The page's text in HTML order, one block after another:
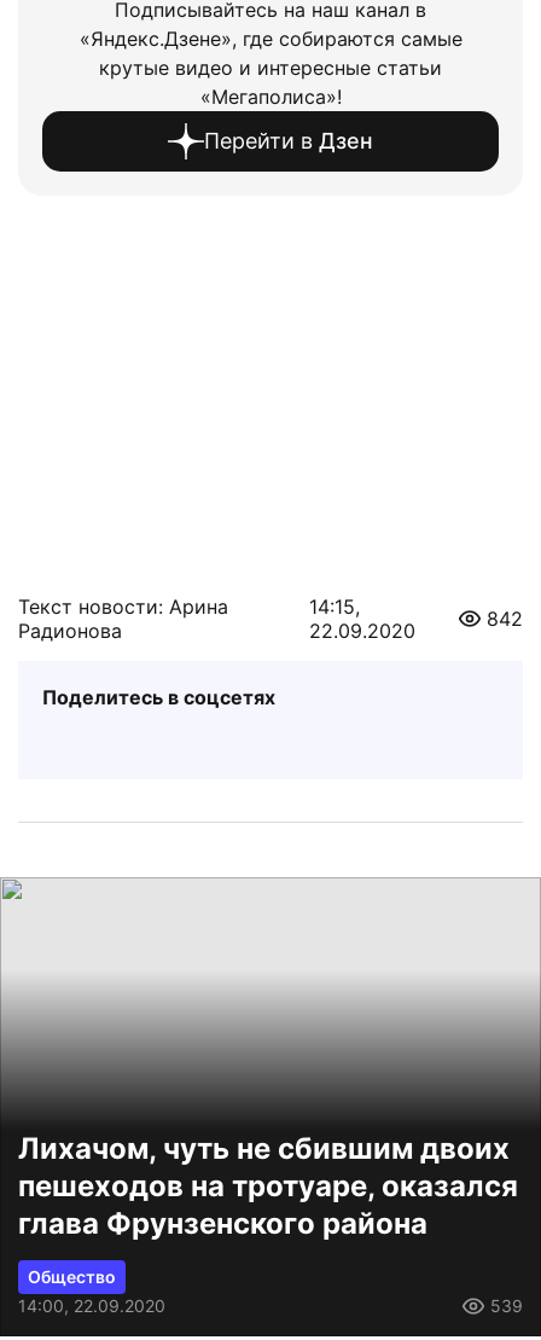
Подписывайтесь на наш канал в
«Яндекс.Дзене», где собираются самые
крутые видео и интересные статьи
«Мегаполиса»!
Перейти в Дзен
Текст новости: Арина
Радионова
14:15,
22.09.2020
842
Поделитесь в соцсетях
Лихачом, чуть не сбившим двоих
пешеходов на тротуаре, оказался
глава Фрунзенского района
Общество
14:00, 22.09.2020
539